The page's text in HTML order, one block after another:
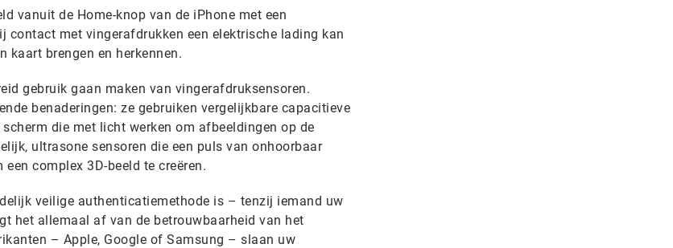
vanuit de Home-knop van de iPhone met een
contact met vingerafdrukken een elektrische lading kan
kaart brengen en herkennen.
gebruik gaan maken van vingerafdruksensoren.
benaderingen: ze gebruiken vergelijkbare capacitieve
die met licht werken om afbeeldingen op de
ultrasone sensoren die een puls van onhoorbaar
​​complex 3D-beeld te creëren.
veilige authenticatiemethode is – tenzij iemand uw
het allemaal af van de betrouwbaarheid van het
– Apple, Google of Samsung – slaan uw